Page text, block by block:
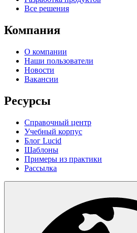
Все решения
Компания
О компании
Наши пользователи
Новости
Вакансии
Ресурсы
Справочный центр
Учебный корпус
Блог Lucid
Шаблоны
Примеры из практики
Рассылка